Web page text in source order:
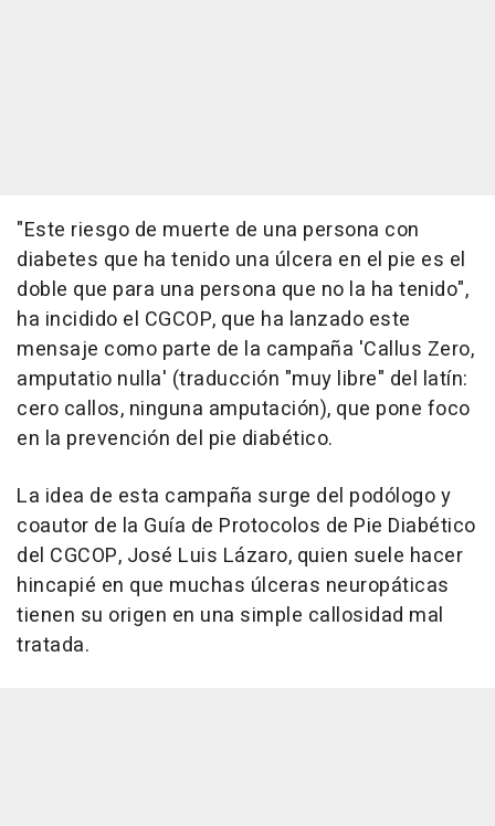
"Este riesgo de muerte de una persona con
diabetes que ha tenido una úlcera en el pie es el
doble que para una persona que no la ha tenido",
ha incidido el CGCOP, que ha lanzado este
mensaje como parte de la campaña 'Callus Zero,
amputatio nulla' (traducción "muy libre" del latín:
cero callos, ninguna amputación), que pone foco
en la prevención del pie diabético.
La idea de esta campaña surge del podólogo y
coautor de la Guía de Protocolos de Pie Diabético
del CGCOP, José Luis Lázaro, quien suele hacer
hincapié en que muchas úlceras neuropáticas
tienen su origen en una simple callosidad mal
tratada.